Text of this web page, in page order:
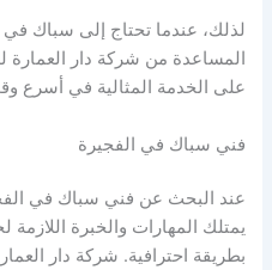
لذلك، عندما تحتاج إلى سباك في
المساعدة من شركة دار العمارة
على الخدمة المثالية في أسرع
فني سباك في الفجيرة
عند البحث عن فني سباك في
يمتلك المهارات والخبرة
بطريقة احترافية. شركة دار